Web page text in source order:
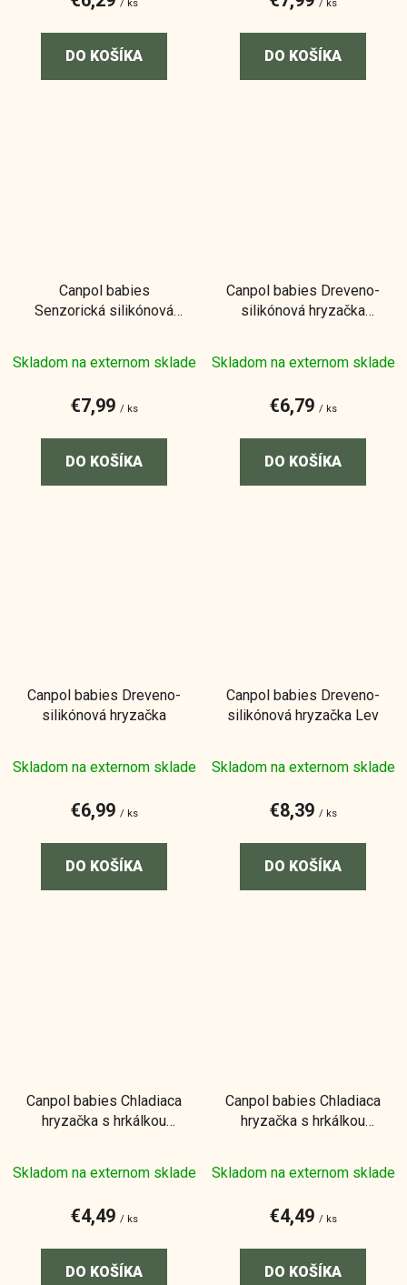
/ ks
DO KOŠÍKA
/ ks
DO KOŠÍKA
Canpol babies
Senzorická silikónová
Skladom na externom sklade
€7,99 / ks
DO KOŠÍKA
Canpol babies Dreveno-
silikónová hryzačka
Skladom na externom sklade
€6,79 / ks
DO KOŠÍKA
Canpol babies Dreveno-
silikónová hryzačka
Skladom na externom sklade
€6,99 / ks
DO KOŠÍKA
Canpol babies Dreveno-
silikónová hryzačka Lev
Skladom na externom sklade
€8,39 / ks
DO KOŠÍKA
Canpol babies Chladiaca
hryzačka s hrkálkou
Skladom na externom sklade
€4,49 / ks
DO KOŠÍKA
Canpol babies Chladiaca
hryzačka s hrkálkou
Skladom na externom sklade
€4,49 / ks
DO KOŠÍKA